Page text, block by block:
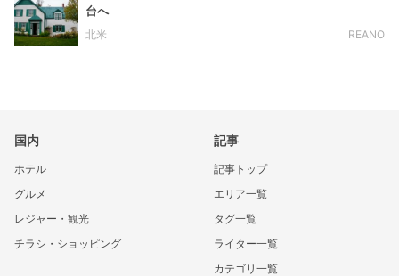
台へ
北米
REANO
国内
ホテル
グルメ
レジャー・観光
チラシ・ショッピング
記事
記事トップ
エリア一覧
タグ一覧
ライター一覧
カテゴリ一覧